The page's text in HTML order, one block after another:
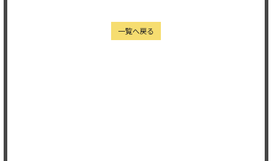
一覧へ戻る